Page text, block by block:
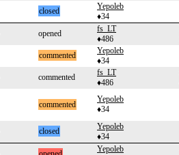
closed
Yepoleb
♦34
opened
fs_LT
♦486
commented
Yepoleb
♦34
commented
fs_LT
♦486
commented
Yepoleb
♦34
closed
Yepoleb
♦34
Yepoleb